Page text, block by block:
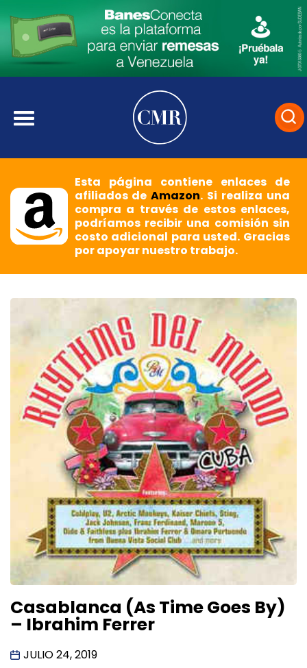
Esta página contiene enlaces de
afiliados deAmazon. Si realiza una
compra a través de estos enlaces,
podríamos recibir una comisión sin
costo adicional para usted. Gracias
por apoyar nuestro trabajo.
Casablanca (As Time Goes By)
– Ibrahim Ferrer
JULIO 24, 2019